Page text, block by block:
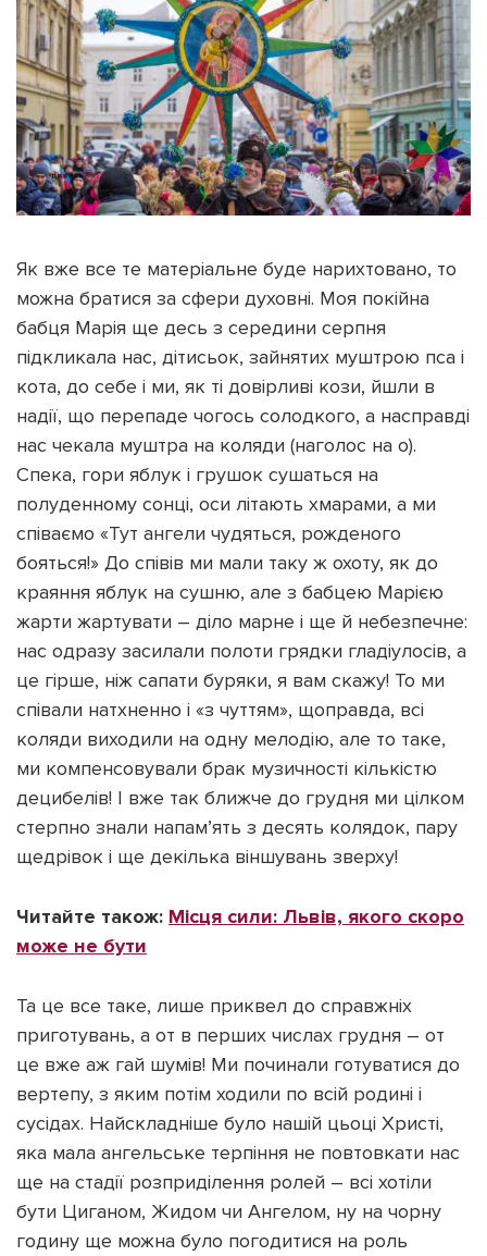
Як вже все те матеріальне буде нарихтовано, то
можна братися за сфери духовні. Моя покійна
бабця Марія ще десь з середини серпня
підкликала нас, дітисьок, зайнятих муштрою пса і
кота, до себе і ми, як ті довірливі кози, йшли в
надії, що перепаде чогось солодкого, а насправді
нас чекала муштра на коляди (наголос на о).
Спека, гори яблук і грушок сушаться на
полуденному сонці, оси літають хмарами, а ми
співаємо «Тут ангели чудяться, рожденого
бояться!» До співів ми мали таку ж охоту, як до
краяння яблук на сушню, але з бабцею Марією
жарти жартувати – діло марне і ще й небезпечне:
нас одразу засилали полоти грядки гладіулосів, а
це гірше, ніж сапати буряки, я вам скажу! То ми
співали натхненно і «з чуттям», щоправда, всі
коляди виходили на одну мелодію, але то таке,
ми компенсовували брак музичності кількістю
децибелів! І вже так ближче до грудня ми цілком
стерпно знали напам’ять з десять колядок, пару
щедрівок і ще декілька віншувань зверху!
Читайте також: Місця сили: Львів, якого скоро
може не бути
Та це все таке, лише приквел до справжніх
приготувань, а от в перших числах грудня – от
це вже аж гай шумів! Ми починали готуватися до
вертепу, з яким потім ходили по всій родині і
сусідах. Найскладніше було нашій цьоці Христі,
яка мала ангельське терпіння не повтовкати нас
ще на стадії розприділення ролей – всі хотіли
бути Циганом, Жидом чи Ангелом, ну на чорну
годину ще можна було погодитися на роль